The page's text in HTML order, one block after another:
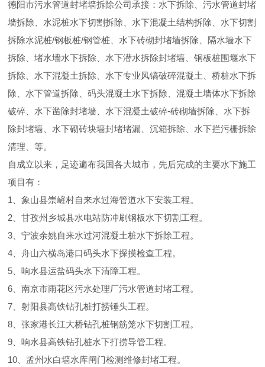
德阳市污水管道封堵墙拆除公司承接：水下拆除、污水管道封堵
墙拆除、水泥桩水下切割拆除、水下混凝土结构拆除、水下切割
拆除水泥桩/钢板桩/钢管桩、水下砖砌封堵墙拆除、隔水墙水下
拆除、堵水墻水下拆除、水下潜水拆除封堵墙、钢板桩围堰水下
拆除、水下混凝土拆除、水下专业风镐破碎混凝土、桥桩水下拆
除、水下管道拆除、码头混凝土水下拆除、混凝土墙体水下拆除
破碎、水下凿除封堵墙、水下混凝土破碎-砖砌墙拆除、水下拆
除封堵墙、水下砌砖块墙封堵堵漏、沉箱拆除、水下拦污栅拆除
清理、等。
自成立以来，足迹遍布我国各大城市，先后完成的主要水下施工
项目有：
1、象山县崇嵼村自来水过海管道水下安装工程。
2、甘孜州乡城县水电站防冲刷钢板水下切割工程。
3、宁波余姚自来水过河混凝土桩水下拆除工程。
4、舟山六横岛港口码头水下探摸检查工程。
5、响水县运盐码头水下清障工程。
6、南京市雨花区污水处理厂污水管道封堵工程。
7、射阳县高铁钻孔桩打捞锤头工程。
8、张家港长江大桥钻孔桩钢筋笼水下切割工程。
9、响水县高铁钻孔桩水下打捞导管工程。
10、孟州水白墙水库闸门检测维修封堵工程。